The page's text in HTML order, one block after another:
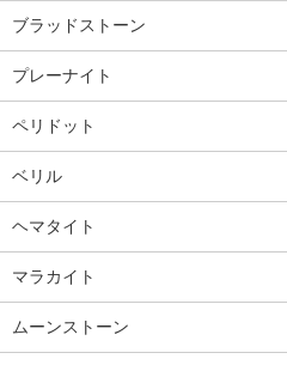
ブラッドストーン
プレーナイト
ペリドット
ベリル
ヘマタイト
マラカイト
ムーンストーン